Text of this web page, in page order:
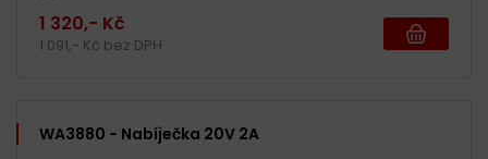
1 320,- Kč
1 091,- Kč bez DPH
WA3880 - Nabíječka 20V 2A